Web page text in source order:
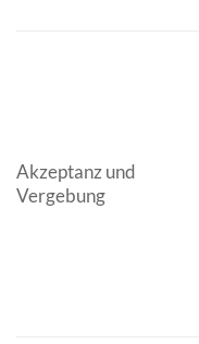
Akzeptanz und
Vergebung